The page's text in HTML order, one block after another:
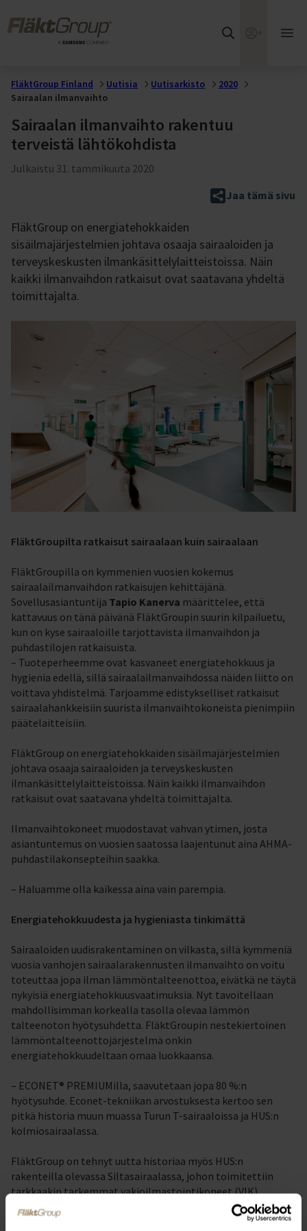
FläktGroup Finland Uutisia Uutisarkisto
2020
Sairaalan ilmanvaihto
Sairaalan ilmanvaihto rakentuu
terveistä lähtökohdista
Julkaistu 31. tammikuuta 2020
Jaa tämä sivu
FläktGroup on energiatehokkaiden
sisäilmajärjestelmien johtava osaaja sairaaloiden ja
terveyskeskusten ilmankäsittelylaitteistoissa. Näin
kaikki ilmanvaihdon ratkaisut ovat saatavana yhdeltä
toimittajalta.
FläktGroupilta ratkaisut sairaalaan kuin sairaalaan
FläktGroupilla on kymmenien vuosien kokemus
sairaalailmanvaihdon ratkaisujen kehittäjänä.
Sovellusasiantuntija Tapio Kanerva määrittelee, että
kattavuus on tänä päivänä FläktGroupin suurin kilpailuetu,
kun on kyse sairaaloille tarjottavista ilmanvaihdon ja
puhdastilojen ratkaisuista.
– Tuoteperheemme ovat kasvaneet energiatehokkuus ja
hygienia edellä, sillä sairaalailmanvaihdossa näiden liitto on
voittava yhdistelmä. Tarjoamme edistykselliset ratkaisut
sairaalahankkeisiin suurista ilmanvaihtokoneista pienimpiin
päätelaitteisiin.
FläktGroup on energiatehokkaiden sisäilmajärjestelmien
johtava osaaja sairaaloiden ja terveyskeskusten
ilmankäsittelylaitteistoissa. Näin kaikki ilmanvaihdon
ratkaisut ovat saatavana yhdeltä toimittajalta.
Ilmanvaihtokoneet muodostavat vahvan ytimen, josta
asiantuntemus on vuosien saatossa laajentunut aina AHMA-
puhdastilakonsepteihin saakka.
– Haluamme olla kaikessa aina vain parempia.
Energiatehokkuudesta ja hygieniasta tinkimättä
Sairaaloiden uudisrakentaminen on vilkasta, sillä kymmeniä
vuosia vanhojen sairaalarakennusten ilmanvaihto on voitu
toteuttaa jopa ilman lämmöntalteenottoa, eivätkä ne täytä
nykyisiä energiatehokkuusvaatimuksia. Nyt tavoitellaan
mahdollisimman korkealla tasolla olevaa lämmön
talteenoton hyötysuhdetta. FläktGroupin nestekiertoinen
lämmöntalteenottojärjestelmä onkin
energiatehokkuudeltaan omaa luokkaansa.
– ECONET® PREMIUMilla, saavutetaan jopa 80 %:n
hyötysuhde. Econet-tekniikan arvostuksesta kertoo sen
pitkä historia muun muassa Turun T-sairaaloissa ja HUS:n
kolmiosairaalassa.
FläktGroup on tehnyt uutta historiaa myös HUS:n
rakenteilla olevassa Siltasairaalassa, johon toimitettiin
tarkkaakin tarkemmat vakioilmastointikoneet (VIK).
Vakioilmastointikoneita käytetään tiloissa, joissa laitteiden
toimintakriteerit olosuhteiden osalta ovat äärimmäisen